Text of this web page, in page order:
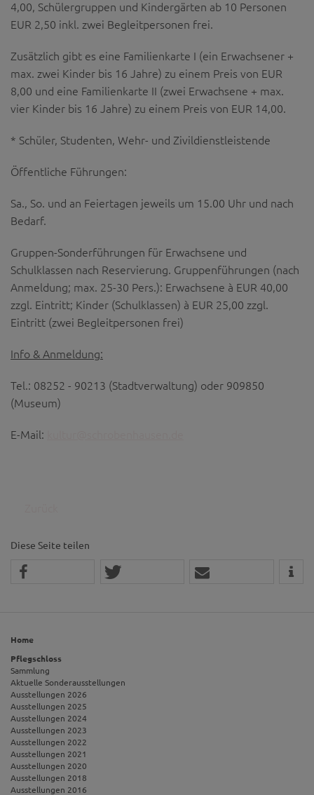
4,00, Schülergruppen und Kindergärten ab 10 Personen
EUR 2,50 inkl. zwei Begleitpersonen frei.
Zusätzlich gibt es eine Familienkarte I (ein Erwachsener +
max. zwei Kinder bis 16 Jahre) zu einem Preis von EUR
8,00 und eine Familienkarte II (zwei Erwachsene + max.
vier Kinder bis 16 Jahre) zu einem Preis von EUR 14,00.
* Schüler, Studenten, Wehr- und Zivildienstleistende
Öffentliche Führungen:
Sa., So. und an Feiertagen jeweils um 15.00 Uhr und nach
Bedarf.
Gruppen-Sonderführungen für Erwachsene und
Schulklassen nach Reservierung. Gruppenführungen (nach
Anmeldung; max. 25-30 Pers.): Erwachsene à EUR 40,00
zzgl. Eintritt; Kinder (Schulklassen) à EUR 25,00 zzgl.
Eintritt (zwei Begleitpersonen frei)
Info & Anmeldung:
Tel.: 08252 - 90213 (Stadtverwaltung) oder 909850
(Museum)
E-Mail:
Diese Seite teilen
Home
Pflegschloss
Sammlung
Aktuelle Sonderausstellungen
Ausstellungen 2026
Ausstellungen 2025
Ausstellungen 2024
Ausstellungen 2023
Ausstellungen 2022
Ausstellungen 2021
Ausstellungen 2020
Ausstellungen 2018
Ausstellungen 2016